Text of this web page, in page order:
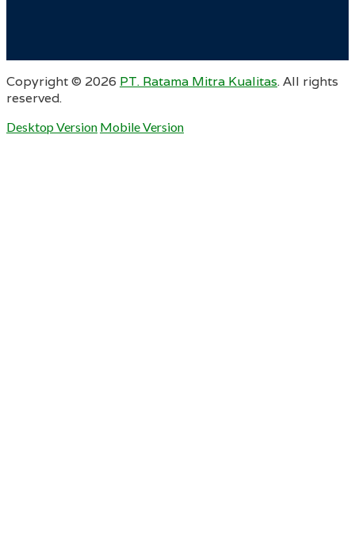
Copyright © 2026 PT. Ratama Mitra Kualitas. All rights
reserved.
Desktop Version Mobile Version